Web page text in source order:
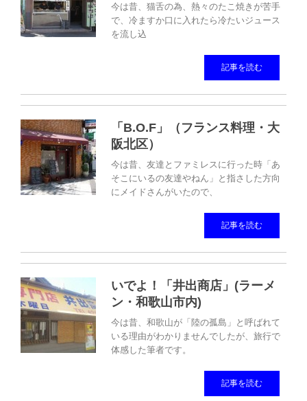
今は昔、猫舌の為、熱々のたこ焼きが苦手
で、冷ますか口に入れたら冷たいジュース
を流し込
記事を読む
「B.O.F」（フランス料理・大
阪北区）
今は昔、友達とファミレスに行った時「あ
そこにいるの友達やねん」と指さした方向
にメイドさんがいたので、
記事を読む
いでよ！「井出商店」(ラーメ
ン・和歌山市内)
今は昔、和歌山が「陸の孤島」と呼ばれて
いる理由がわかりませんでしたが、旅行で
体感した筆者です。
記事を読む